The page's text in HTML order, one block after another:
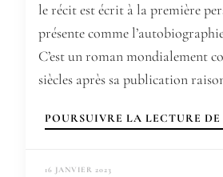
le récit est écrit à la première
présente comme
C’est un roman mondialement
siècles après sa publication
POURSUIVRE LA LECTURE
16 JANVIER 2023